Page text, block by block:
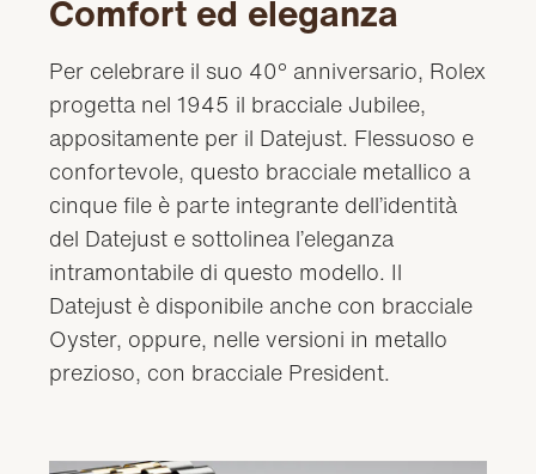
Comfort ed eleganza
Per celebrare il suo 40° anniversario, Rolex
progetta nel 1945 il bracciale Jubilee,
appositamente per il Datejust. Flessuoso e
confortevole, questo bracciale metallico a
cinque file è parte integrante dell’identità
del Datejust e sottolinea l’eleganza
intramontabile di questo modello. Il
Datejust è disponibile anche con bracciale
Oyster, oppure, nelle versioni in metallo
prezioso, con bracciale President.